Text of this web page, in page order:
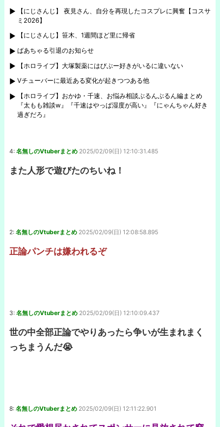
【にじさんじ】 夜見さん、自分を再現したコスプレに興奮【コスサ
ミ2026】
【にじさんじ】笹木、1週間ほど里に帰省
ばあちゃる引退のお知らせ
【ホロライブ】大塚製薬にはびぶー好きがいるに違いない
Vチューバーに最近ある変化が起きつつある他
【ホロライブ】おかゆ・千速、お悩み相談ぶるんぶるん編まとめ
『太もも雑談w』『千速はやっぱ湿度が高い』『にゃんちゃん好き
過ぎだろ』
4: 名無しのVtuberまとめ 2025/02/09(日) 12:10:31.485
また人形で遊びたのちいね！
2: 名無しのVtuberまとめ 2025/02/09(日) 12:08:58.895
正論パンチは嫌われるぞ
3: 名無しのVtuberまとめ 2025/02/09(日) 12:10:09.437
世の中全部正論でやりあったら争いが生まれまく
っちまうんだ😭
8: 名無しのVtuberまとめ 2025/02/09(日) 12:11:22.901